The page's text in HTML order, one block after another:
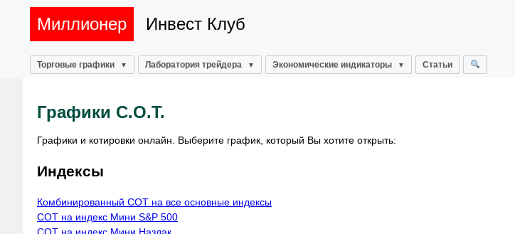
Миллионер Инвест Клуб
Торговые графики Лаборатория трейдера Экономические индикаторы Статьи
Графики C.O.T.
Графики и котировки онлайн. Выберите график, который Вы хотите открыть:
Индексы
Комбинированный COT на все основные индексы
COT на индекс Мини S&P 500